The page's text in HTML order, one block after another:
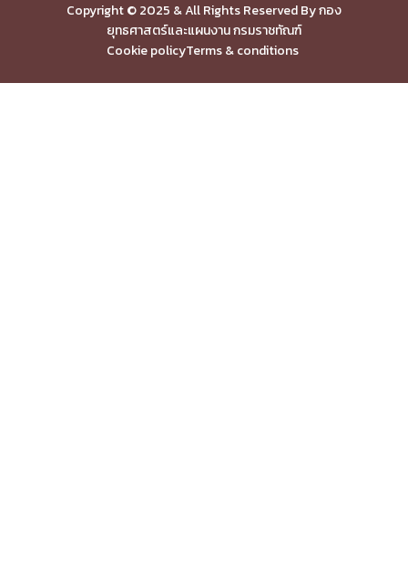
Copyright © 2025 & All Rights Reserved By กอง
ยุทธศาสตร์และแผนงาน กรมราชทัณฑ์
Cookie policyTerms & conditions